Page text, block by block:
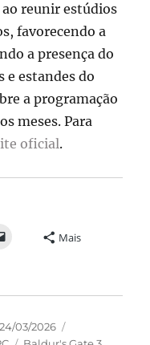
reunir estúdios
favorecendo a
a presença do
e estandes do
a programação
meses. Para
oficial.
Mais
Publicado
24/03/2026